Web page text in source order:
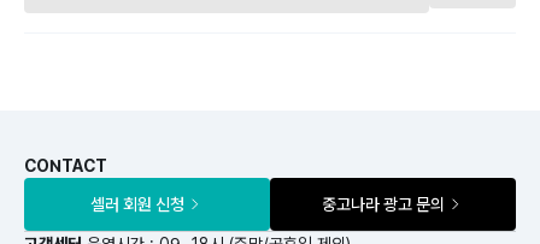
CONTACT
셀러 회원 신청
중고나라 광고 문의